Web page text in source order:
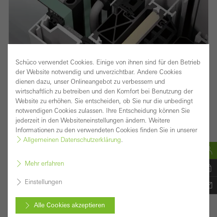
Leistungsstarke Pfosten-Riegel-Fassade mit 50 mm
Basissystem für Fassaden und Lichtdachbereiche mit
hoher Flexibilität und attraktiven Gestaltungsoptionen –
Schüco verwendet Cookies. Einige von ihnen sind für den Betrieb
der Website notwendig und unverzichtbar. Andere Cookies
dienen dazu, unser Onlineangebot zu verbessern und
wirtschaftlich zu betreiben und den Komfort bei Benutzung der
Website zu erhöhen. Sie entscheiden, ob Sie nur die unbedingt
notwendigen Cookies zulassen. Ihre Entscheidung können Sie
jederzeit in den Websiteneinstellungen ändern. Weitere
Informationen zu den verwendeten Cookies finden Sie in unserer
Allgemeinen Datenschutzerklärung
Mehr erfahren
Einstellungen
Alle Cookies akzeptieren